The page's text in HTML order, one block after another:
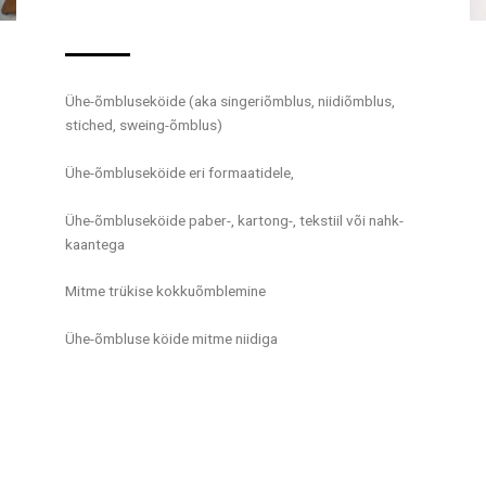
Ühe-õmbluseköide (aka singeriõmblus, niidiõmblus,
stiched, sweing-õmblus)
Ühe-õmbluseköide eri formaatidele,
Ühe-õmbluseköide paber-, kartong-, tekstiil või nahk-
kaantega
Mitme trükise kokkuõmblemine
Ühe-õmbluse köide mitme niidiga